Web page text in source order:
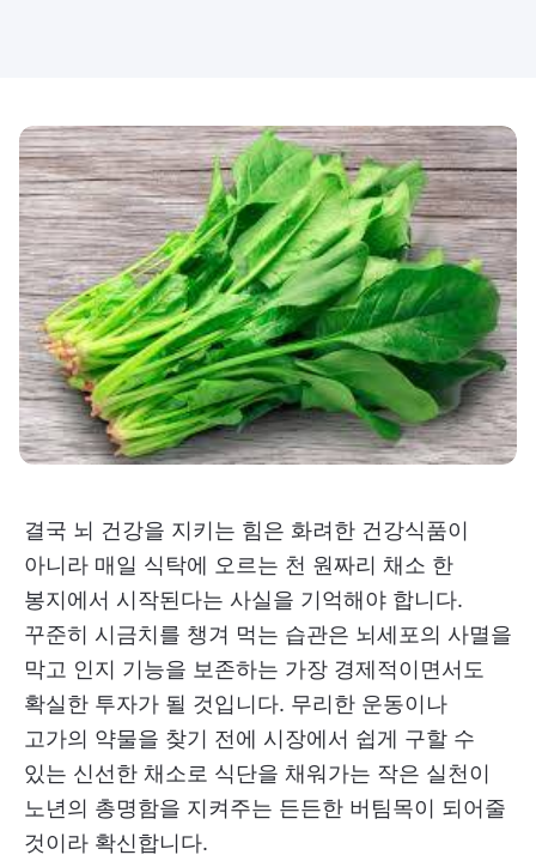
결국 뇌 건강을 지키는 힘은 화려한 건강식품이
아니라 매일 식탁에 오르는 천 원짜리 채소 한
봉지에서 시작된다는 사실을 기억해야 합니다.
꾸준히 시금치를 챙겨 먹는 습관은 뇌세포의 사멸을
막고 인지 기능을 보존하는 가장 경제적이면서도
확실한 투자가 될 것입니다. 무리한 운동이나
고가의 약물을 찾기 전에 시장에서 쉽게 구할 수
있는 신선한 채소로 식단을 채워가는 작은 실천이
노년의 총명함을 지켜주는 든든한 버팀목이 되어줄
것이라 확신합니다.